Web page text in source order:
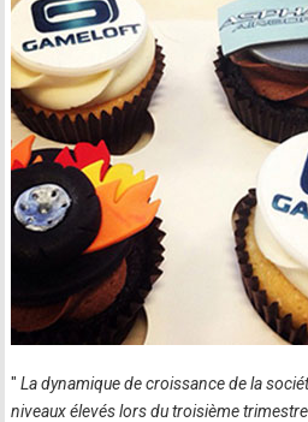
" La dynamique de croissance de la
niveaux élevés lors du troisième